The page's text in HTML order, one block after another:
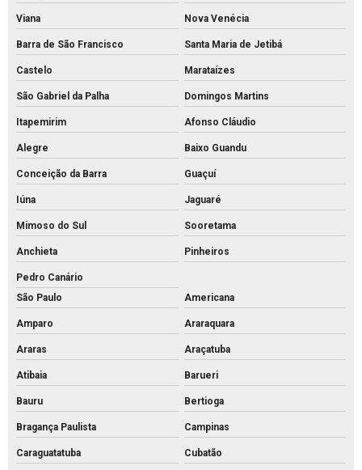
Palanque de concreto para alambrado preço
Palanque de concreto preço
Palanque de concreto valor
Palanque de concreto a venda
Palanque de concreto
Pavimentação bloco intertravado
Pavimentação intertravada preço
Pavimentação intertravada
Pavimentação piso intertravado
Pavimento intertravado de concreto
Piso de concreto para calçada preço
Piso de concreto intertravado
Viana Nova Venécia
Barra de São Francisco Santa Maria de Jetibá
Castelo Marataízes
São Gabriel da Palha Domingos Martins
Itapemirim Afonso Cláudio
Alegre Baixo Guandu
Conceição da Barra Guaçuí
Iúna Jaguaré
Mimoso do Sul Sooretama
Anchieta Pinheiros
Pedro Canário
São Paulo
Americana
Amparo Araraquara
Araras Araçatuba
Atibaia Barueri
Bauru Bertioga
Bragança Paulista Campinas
Caraguatatuba Cubatão